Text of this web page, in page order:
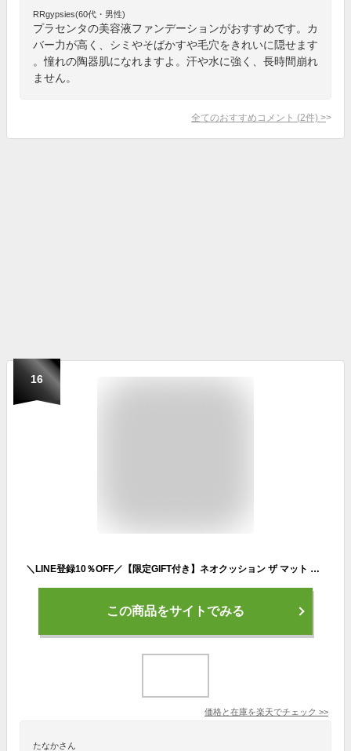
RRgypsies(60代・男性)
プラセンタの美容液ファンデーションがおすすめです。カ
バー力が高く、シミやそばかすや毛穴をきれいに隠せます
。憧れの陶器肌になれますよ。汗や水に強く、長時間崩れ
ません。
全てのおすすめコメント (2件) >
16
＼LINE登録10％OFF／【限定GIFT付き】ネオクッション ザ マット ザ グロウ ファンデーション クッションファンデ クッションファンデーション ファンデ 美容液 毛穴 シミ 毛穴レス プチプラ 崩れない ツヤ肌 カバー力 ラネージュ LANEIGE 韓国コスメ 韓国
この商品をサイトでみる
価格と在庫を楽天でチェック >>
たなかさん